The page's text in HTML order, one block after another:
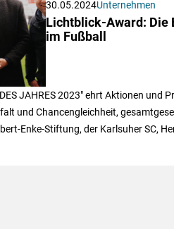
30.05.2024Unternehmen
Lichtblick-Award: Die
im Fußball
JAHRES 2023" ehrt Aktionen und
und Chancengleichheit,
Enke-Stiftung, der Karlsuher SC,